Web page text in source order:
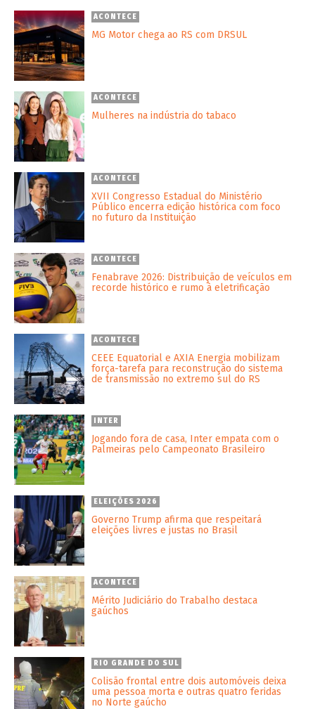
ACONTECE
MG Motor chega ao RS com DRSUL
ACONTECE
Mulheres na indústria do tabaco
ACONTECE
XVII Congresso Estadual do Ministério
Público encerra edição histórica com foco
no futuro da Instituição
ACONTECE
Fenabrave 2026: Distribuição de veículos em
recorde histórico e rumo à eletrificação
ACONTECE
CEEE Equatorial e AXIA Energia mobilizam
força-tarefa para reconstrução do sistema
de transmissão no extremo sul do RS
INTER
Jogando fora de casa, Inter empata com o
Palmeiras pelo Campeonato Brasileiro
ELEIÇÕES 2026
Governo Trump afirma que respeitará
eleições livres e justas no Brasil
ACONTECE
Mérito Judiciário do Trabalho destaca
gaúchos
RIO GRANDE DO SUL
Colisão frontal entre dois automóveis deixa
uma pessoa morta e outras quatro feridas
no Norte gaúcho